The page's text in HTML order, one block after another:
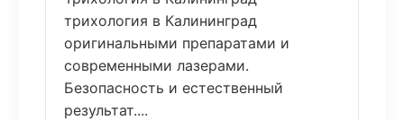
трихология в Калининград
оригинальными препаратами и
современными лазерами.
Безопасность и естественный
результат....